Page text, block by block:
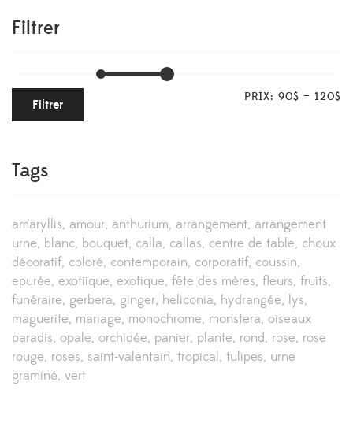
Filtrer
Filtrer PRIX: 90$ — 120$
Tags
amaryllis amour anthurium arrangement arrangement
urne blanc bouquet calla callas centre de table choux
décoratif coloré contemporain corporatif coussin
epurée exotiique exotique fête des mères fleurs fruits
funéraire gerbera ginger heliconia hydrangée lys
maguerite mariage monochrome monstera oiseaux
paradis opale orchidée panier plante rond rose rose
rouge roses saint-valentain tropical tulipes urne
graminé vert